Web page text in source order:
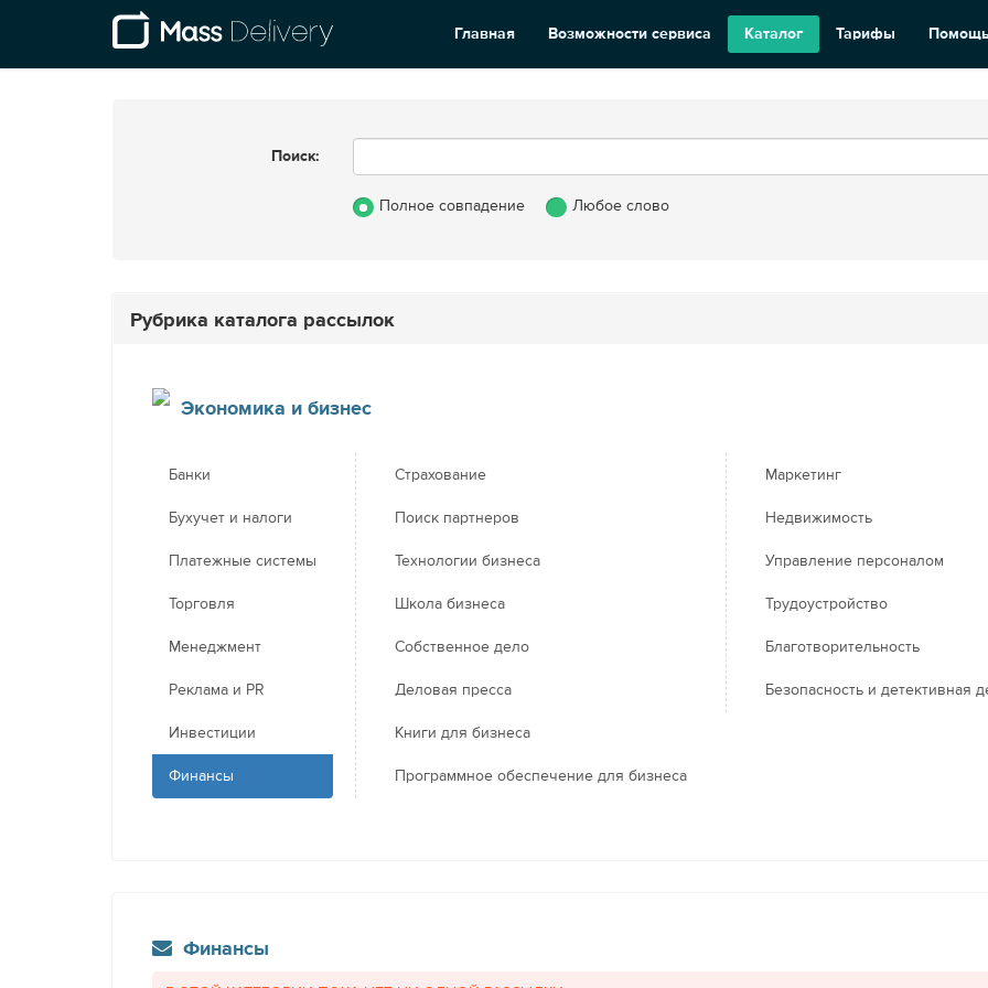
Главная Возможности сервиса Каталог Тарифы
Поиск:
Полное совпадение Любое слово
Рубрика каталога рассылок
Экономика и бизнес
Банки
Бухучет и налоги
Платежные системы
Торговля
Менеджмент
Реклама и PR
Инвестиции
Финансы
Страхование
Поиск партнеров
Технологии бизнеса
Школа бизнеса
Собственное дело
Деловая пресса
Книги для бизнеса
Программное обеспечение для бизнеса
Маркетинг
Недвижимость
Управление персоналом
Трудоустройство
Благотворительность
Безопасность и детективная
Финансы